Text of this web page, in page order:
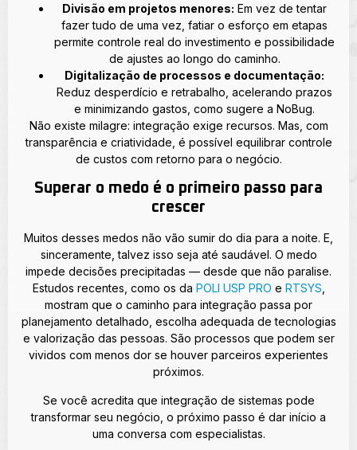
Divisão em projetos menores: Em vez de tentar
fazer tudo de uma vez, fatiar o esforço em etapas
permite controle real do investimento e possibilidade
de ajustes ao longo do caminho.
Digitalização de processos e documentação:
Reduz desperdício e retrabalho, acelerando prazos
e minimizando gastos, como sugere a NoBug.
Não existe milagre: integração exige recursos. Mas, com
transparência e criatividade, é possível equilibrar controle
de custos com retorno para o negócio.
Superar o medo é o primeiro passo para
crescer
Muitos desses medos não vão sumir do dia para a noite. E,
sinceramente, talvez isso seja até saudável. O medo
impede decisões precipitadas — desde que não paralise.
Estudos recentes, como os da POLI USP PRO e RTSYS
mostram que o caminho para integração passa por
planejamento detalhado, escolha adequada de tecnologias
e valorização das pessoas. São processos que podem ser
vividos com menos dor se houver parceiros experientes
próximos.
Se você acredita que integração de sistemas pode
transformar seu negócio, o próximo passo é dar início a
uma conversa com especialistas.